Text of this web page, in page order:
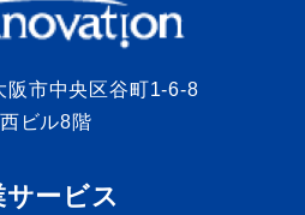
阪市中央区谷町1-6-8
ビル8階
サービス